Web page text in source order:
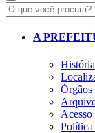
Search:
A
Política